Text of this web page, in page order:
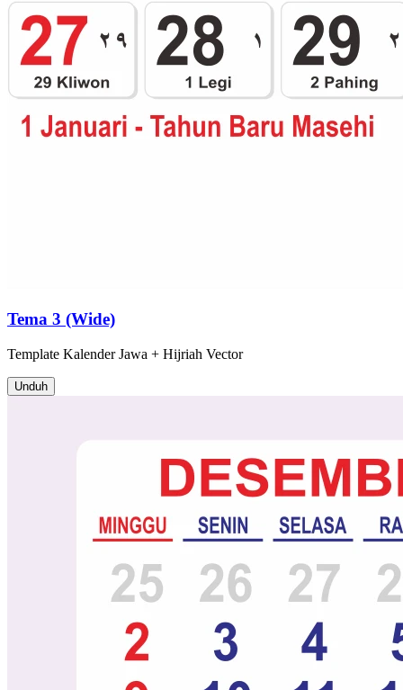
Tema 3 (Wide)
Template Kalender Jawa + Hijriah Vector
Unduh